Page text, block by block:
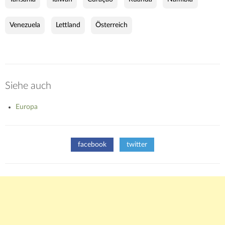
Venezuela Lettland Österreich
Siehe auch
Europa
facebook twitter